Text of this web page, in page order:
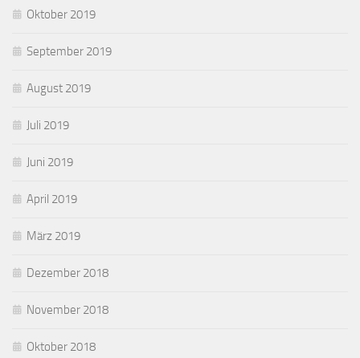
Oktober 2019
September 2019
August 2019
Juli 2019
Juni 2019
April 2019
März 2019
Dezember 2018
November 2018
Oktober 2018